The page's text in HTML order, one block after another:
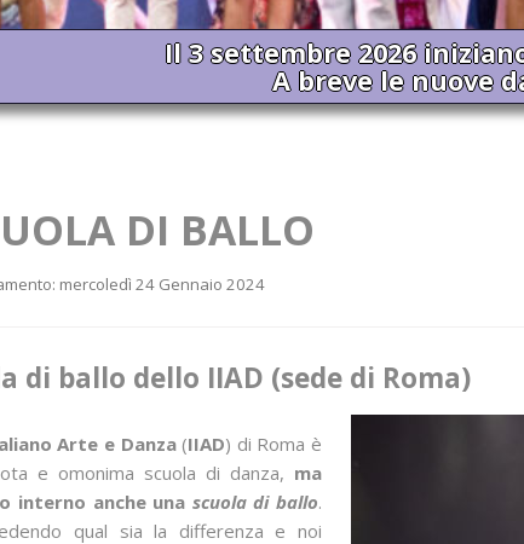
Il 3 settembre 2026
A breve le nuove
DI BALLO
mercoledì 24 Gennaio 2024
di ballo dello IIAD (sede di Roma)
Arte e Danza(IIAD) di Roma è
e omonima scuola di danza, ma
interno anche una scuola di ballo.
qual sia la differenza e noi